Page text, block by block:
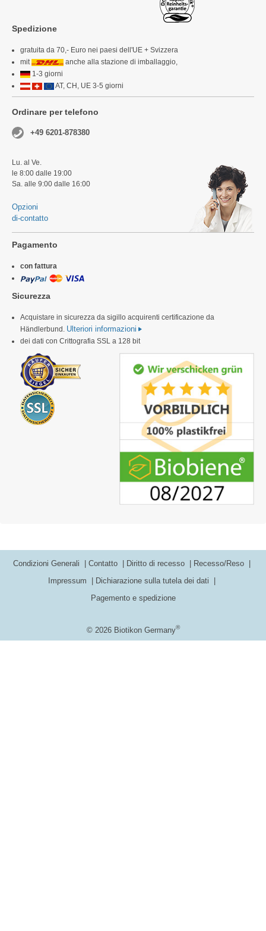
Spedizione
gratuita da 70,- Euro nei paesi dell'UE + Svizzera
mit
anche alla stazione di imballaggio,
1-3 giorni
AT, CH, UE 3-5 giorni
Ordinare per telefono
+49 6201-878380
Lu. al Ve.
le 8:00 dalle 19:00
Sa. alle 9:00 dalle 16:00
Opzioni
di-contatto
Pagamento
con fattura
Sicurezza
Acquistare in sicurezza da sigillo acquirenti certificazione da
Händlerbund. Ulteriori informazioni
dei dati con Crittografia SSL a 128 bit
© 2026 Biotikon Germany®
Condizioni Generali Contatto Diritto di recesso
Recesso/Reso
Impressum
Dichiarazione sulla tutela dei dati
Pagemento e spedizione